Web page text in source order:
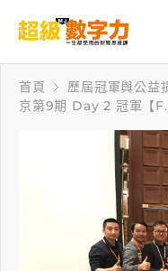
首頁 歷屆冠軍與公益
京第9期 Day 2 冠軍【